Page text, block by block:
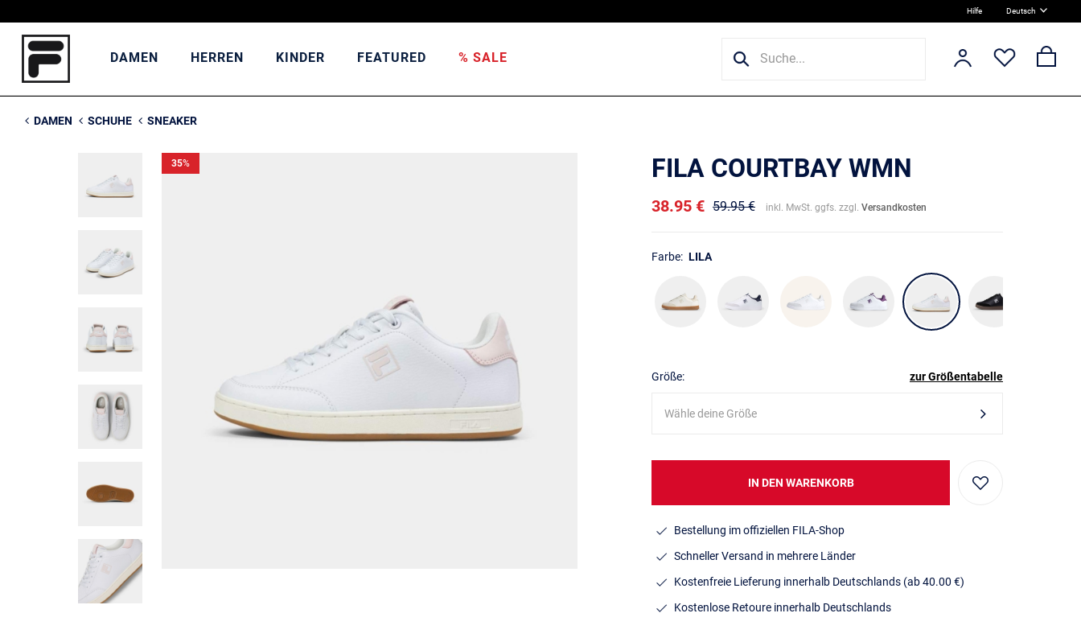
Hilfe Deutsch
DAMEN HERREN KINDER FEATURED % SALE
DAMEN SCHUHE SNEAKER
35% FILA COURTBAY WMN
38.95 € 59.95 € inkl. MwSt. ggfs. zzgl. Versandkosten
Farbe: LILA
Größe: zur Größentabelle
Wähle deine Größe
IN DEN WARENKORB
Bestellung im offiziellen FILA-Shop
Schneller Versand in mehrere Länder
Kostenfreie Lieferung innerhalb Deutschlands (ab 40.00 €)
Kostenlose Retoure innerhalb Deutschlands